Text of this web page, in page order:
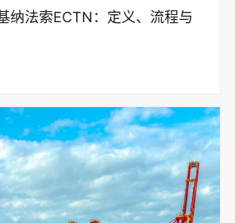
纳法索ECTN：定义、流程与